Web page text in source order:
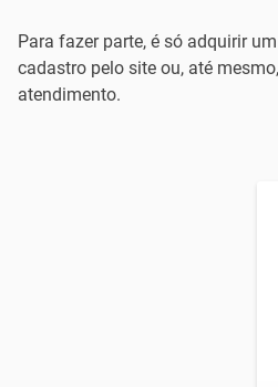
Para fazer parte, é só adquirir
cadastro pelo site ou, até
atendimento.